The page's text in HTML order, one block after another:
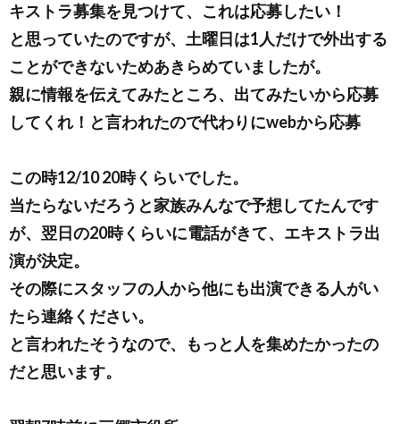
キストラ募集を見つけて、これは応募したい！
と思っていたのですが、土曜日は1人だけで外出する
ことができないためあきらめていましたが。
親に情報を伝えてみたところ、出てみたいから応募
してくれ！と言われたので代わりにwebから応募
この時12/10 20時くらいでした。
当たらないだろうと家族みんなで予想してたんです
が、翌日の20時くらいに電話がきて、エキストラ出
演が決定。
その際にスタッフの人から他にも出演できる人がい
たら連絡ください。
と言われたそうなので、もっと人を集めたかったの
だと思います。